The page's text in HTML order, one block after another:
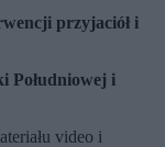
przyjaciół i
Południowej i
video i